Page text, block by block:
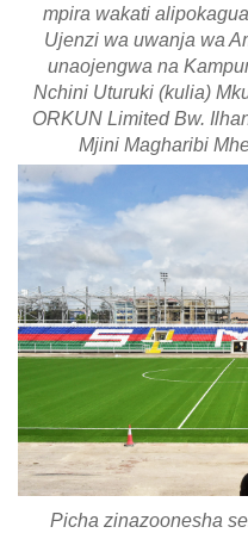
mpira wakati
Ujenzi wa uwanja wa
unaojengwa na
Nchini Uturuki (kulia)
ORKUN Limited Bw.
Mjini Magharibi
Picha zinazoonesha